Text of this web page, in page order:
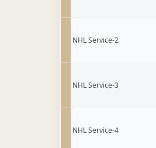
NHL Service-2
NHL Service-3
NHL Service-4